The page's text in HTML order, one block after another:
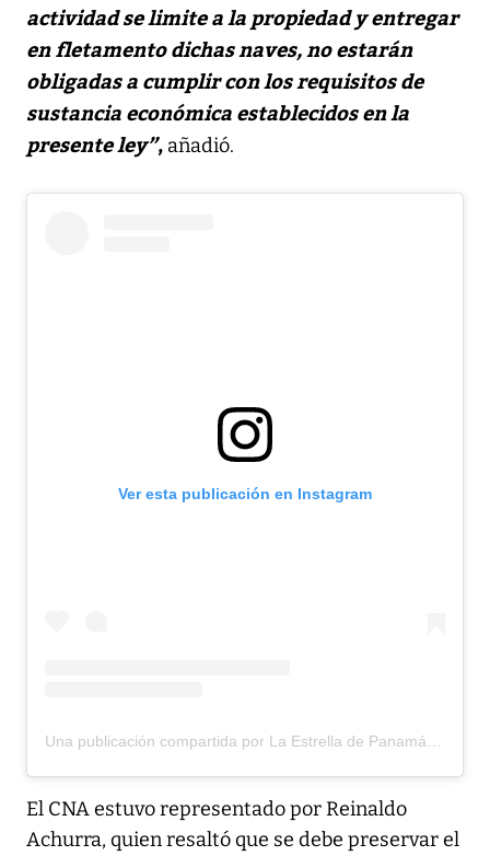
actividad se limite a la propiedad y entregar
en fletamento dichas naves, no estarán
obligadas a cumplir con los requisitos de
sustancia económica establecidos en la
presente ley”, añadió.
Ver esta publicación en Instagram
El CNA estuvo representado por Reinaldo
Achurra, quien resaltó que se debe preservar el